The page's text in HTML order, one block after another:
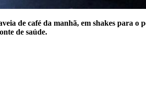
de café da manhã, em shakes para
de saúde.